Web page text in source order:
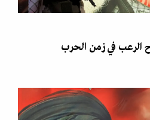
الرعب في زمن الحرب